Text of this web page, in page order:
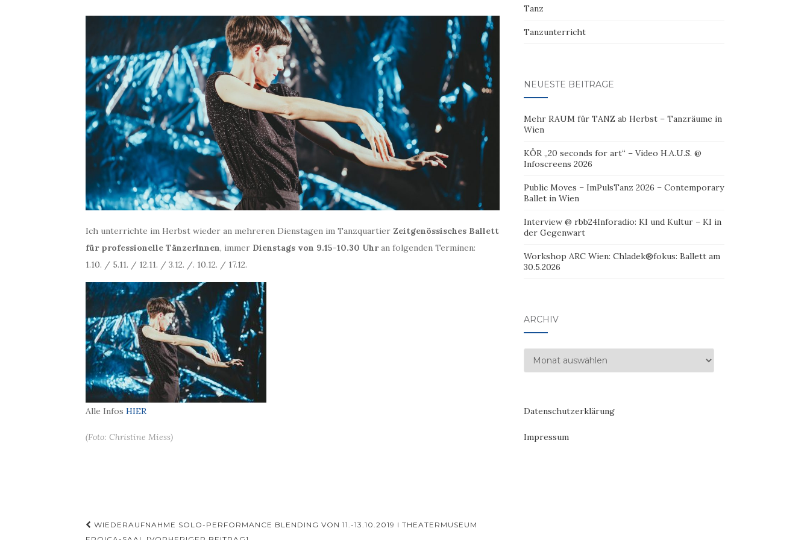
Ich unterrichte im Herbst wieder an mehreren Dienstagen im Tanzquartier Zeitgenössisches Ballett
für professionelle TänzerInnen, immer Dienstags von 9.15-10.30 Uhran folgenden Terminen:
1.10. / 5.11. / 12.11. / 3.12. /. 10.12. / 17.12.
Alle Infos HIER
(Foto: Christine Miess)
Beitragsnavigation
WIEDERAUFNAHME SOLO-PERFORMANCE BLENDING VON 11.-13.10.2019 I THEATERMUSEUM
Tanz
Tanzunterricht
NEUESTE BEITRÄGE
Mehr RAUM für TANZ ab Herbst – Tanzräume in
Wien
KÖR „20 seconds for art“ – Video H.A.U.S. @
Infoscreens 2026
Public Moves – ImPulsTanz 2026 – Contemporary
Ballet in Wien
Interview @ rbb24Inforadio: KI und Kultur – KI in
der Gegenwart
Workshop ARC Wien: Chladek®fokus: Ballett am
30.5.2026
ARCHIV
Archiv
Datenschutzerklärung
Impressum